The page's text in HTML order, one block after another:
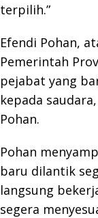
terpilih.”
Efendi Pohan,
Pemerintah
pejabat yang
kepada
Pohan.
Pohan
baru dilantik
langsung
segera